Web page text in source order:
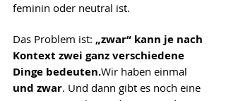
feminin oder neutral ist.
Das Problem ist: „zwar“ kann je nach
Kontext zwei ganz verschiedene
Dinge bedeuten.Wir haben einmal
und zwar. Und dann gibt es noch eine